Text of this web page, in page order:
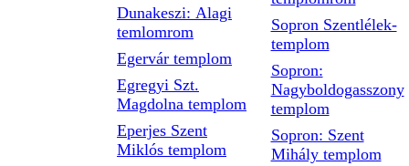
Dunakeszi: Alagi
temlomrom
Egervár templom
Egregyi Szt.
Magdolna templom
Eperjes Szent
Miklós templom
Sopron Szentlélek-
templom
Sopron:
Nagyboldogasszony
templom
Sopron: Szent
Mihály templom